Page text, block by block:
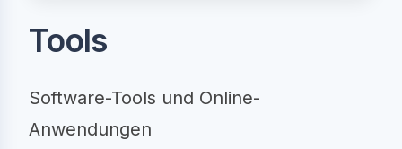
Tools
Software-Tools und Online-
Anwendungen